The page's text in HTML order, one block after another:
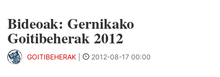
Bideoak: Gernikako
Goitibeherak 2012
GOITIBEHERAK 2012-08-17 00:00